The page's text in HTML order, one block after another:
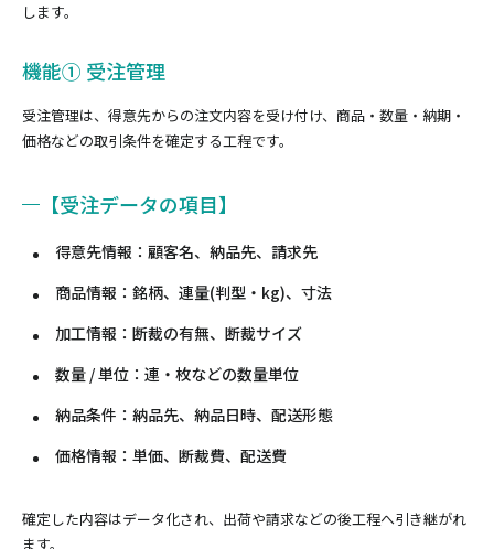
します。
機能① 受注管理
受注管理は、得意先からの注文内容を受け付け、商品・数量・納期・
価格などの取引条件を確定する工程です。
【受注データの項目】
得意先情報：顧客名、納品先、請求先
商品情報：銘柄、連量(判型・kg)、寸法
加工情報：断裁の有無、断裁サイズ
数量 / 単位：連・枚などの数量単位
納品条件：納品先、納品日時、配送形態
価格情報：単価、断裁費、配送費
確定した内容はデータ化され、出荷や請求などの後工程へ引き継がれ
ます。